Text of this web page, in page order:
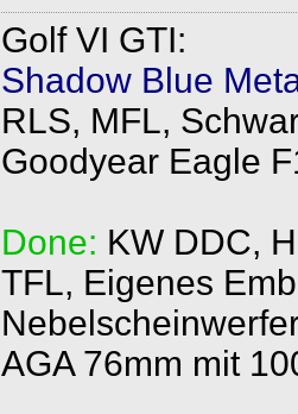
Golf VI GTI:
Shadow Blue
RLS, MFL,
Goodyear Eagle
Done: KW DDC,
TFL, Eigenes
AGA 76mm mit